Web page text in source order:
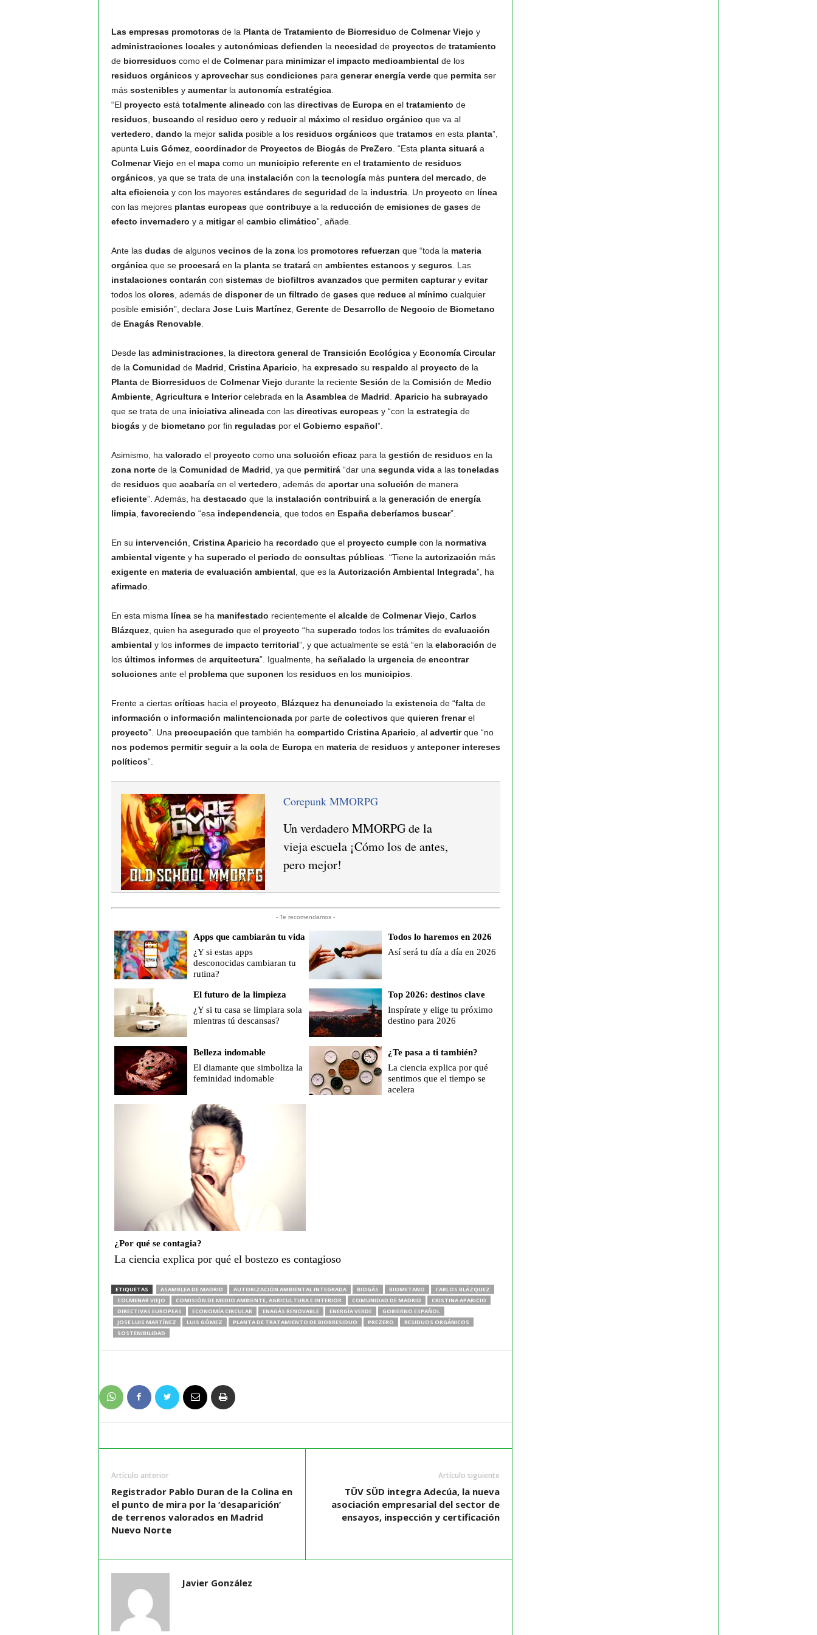
Las empresas promotorasde la Plantade Tratamiento de Biorresiduo de Colmenar Viejo y
administraciones localesy autonómicas defienden la necesidad de proyectosde tratamiento
de biorresiduoscomo el de Colmenarpara minimizarel impacto medioambiental de los
residuos orgánicosy aprovecharsus condicionespara generar energía verdeque permitaser
más sosteniblesy aumentarla autonomía estratégica.
“El proyecto está totalmente alineado con las directivasde Europaen el tratamiento de
residuos, buscando el residuo cero y reduciral máximo el residuo orgánico que va al
vertedero dando la mejor salidaposible a los residuos orgánicosque tratamosen esta planta”,
apunta Luis Gómez, coordinadorde Proyectosde Biogásde PreZero . “Esta planta situaráa
Colmenar Viejo en el mapacomo un municipio referenteen el tratamiento de residuos
orgánicos, ya que se trata de una instalación con la tecnologíamás punteradel mercado , de
alta eficienciay con los mayores estándaresde seguridad de la industria. Un proyecto en línea
con las mejores plantas europeasque contribuyea la reducción de emisionesde gasesde
efecto invernadero y a mitigarel cambio climático”, añade.
Ante las dudasde algunos vecinosde la zonalos promotores refuerzan que “toda la materia
orgánicaque se procesaráen la plantase trataráen ambientes estancosy seguros. Las
instalaciones contarán con sistemasde biofiltros avanzadosque permiten capturary evitar
todos los olores, además de disponerde un filtrado de gasesque reduceal mínimo cualquier
posible emisión”, declara Jose Luis Martínez, Gerentede Desarrollo de Negocio de Biometano
de Enagás Renovable.
Desde las administraciones, la directora general de Transición Ecológicay Economía Circular
de la Comunidad de Madrid Cristina Aparicio , ha expresado su respaldo al proyecto de la
Plantade Biorresiduosde Colmenar Viejo durante la reciente Sesión de la Comisión de Medio
Ambiente, Agriculturae Interiorcelebrada en la Asambleade Madrid Aparicio ha subrayado
que se trata de una iniciativa alineadacon las directivas europeasy “con la estrategiade
biogásy de biometano por fin reguladaspor el Gobierno español”.
Asimismo, ha valorado el proyecto como una solución eficazpara la gestión de residuosen la
zona nortede la Comunidad de Madrid , ya que permitirá“dar una segunda vidaa las toneladas
de residuosque acabaríaen el vertedero , además de aportaruna solución de manera
eficiente”. Además, ha destacado que la instalación contribuiráa la generación de energía
limpia, favoreciendo “esa independencia, que todos en España deberíamos buscar”.
En su intervención Cristina Aparicio ha recordado que el proyecto cumplecon la normativa
ambiental vigentey ha superado el periodo de consultas públicas. “Tiene la autorización más
exigenteen materiade evaluación ambiental , que es la Autorización Ambiental Integrada”, ha
afirmado
En esta misma línease ha manifestado recientemente el alcaldede Colmenar Viejo Carlos
Blázquez, quien ha asegurado que el proyecto “ha superado todos los trámitesde evaluación
ambiental y los informesde impacto territorial”, y que actualmente se está “en la elaboración de
los últimos informesde arquitectura”. Igualmente, ha señalado la urgenciade encontrar
solucionesante el problemaque suponen los residuosen los municipios.
Frente a ciertas críticashacia el proyecto Blázquezha denunciado la existenciade “faltade
información o información malintencionadapor parte de colectivosque quieren frenarel
proyecto”. Una preocupación que también ha compartido Cristina Aparicio , al advertirque “no
nos podemos permitir seguira la colade Europaen materiade residuosy anteponer intereses
políticos”.
Corepunk MMORPG
Un verdadero MMORPG de la
vieja escuela ¡Cómo los de antes,
pero mejor!
- Te recomendamos -
Apps que cambiarán tu vida
¿Y si estas apps
desconocidas cambiaran tu
rutina?
Todos lo haremos en 2026
Así será tu día a día en 2026
El futuro de la limpieza
¿Y si tu casa se limpiara sola
mientras tú descansas?
Top 2026: destinos clave
Inspírate y elige tu próximo
destino para 2026
Belleza indomable
El diamante que simboliza la
feminidad indomable
¿Te pasa a ti también?
La ciencia explica por qué
sentimos que el tiempo se
acelera
¿Por qué se contagia?
La ciencia explica por qué el bostezo es contagioso
ETIQUETAS ASAMBLEA DE MADRID AUTORIZACIÓN AMBIENTAL INTEGRADA BIOGÁS BIOMETANO
CARLOS BLÁZQUEZ
COLMENAR VIEJO
COMISIÓN DE MEDIO AMBIENTE, AGRICULTURA E INTERIOR COMUNIDAD DE MADRID
CRISTINA APARICIO
DIRECTIVAS EUROPEAS
ECONOMÍA CIRCULAR ENAGÁS RENOVABLE ENERGÍA VERDE
GOBIERNO ESPAÑOL
JOSE LUIS MARTÍNEZ
LUIS GÓMEZ PLANTA DE TRATAMIENTO DE BIORRESIDUO PREZERO
RESIDUOS ORGÁNICOS
SOSTENIBILIDAD
Artículo anterior
Registrador Pablo Duran de la Colina en
el punto de mira por la ‘desaparición’
de terrenos valorados en Madrid
Nuevo Norte
Artículo siguiente
TÜV SÜD integra Adecúa, la nueva
asociación empresarial del sector de
ensayos, inspección y certificación
Javier González